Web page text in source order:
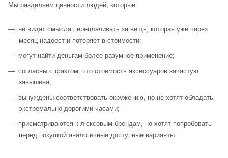
Мы разделяем ценности людей, которые:
не видят смысла переплачивать за вещь, которая уже через
месяц надоест и потеряет в стоимости;
могут найти деньгам более разумное применение;
согласны с фактом, что стоимость аксессуаров зачастую
завышена;
вынуждены соответствовать окружению, но не хотят обладать
экстремально дорогими часами;
присматриваются к люксовым брендам, но хотят попробовать
перед покупкой аналогичные доступные варианты.